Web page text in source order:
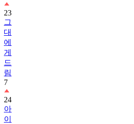
23
그
대
에
게
드
림
7
24
아
이